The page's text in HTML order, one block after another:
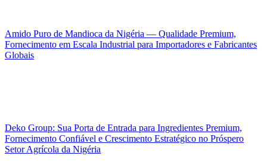
Amido Puro de Mandioca da Nigéria — Qualidade Premium,
Fornecimento em Escala Industrial para Importadores e Fabricantes
Globais
Deko Group: Sua Porta de Entrada para Ingredientes Premium,
Fornecimento Confiável e Crescimento Estratégico no Próspero
Setor Agrícola da Nigéria